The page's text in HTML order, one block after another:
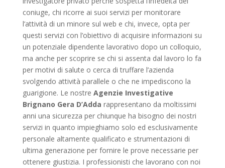
coniuge, chi ricorre ai suoi servizi per monitorare
l’attività di un minore sul web e chi, invece, opta per
questi servizi con l’obiettivo di acquisire informazioni su
un potenziale dipendente lavorativo dopo un colloquio,
ma anche per scoprire se chi si assenta dal lavoro lo fa
per motivi di salute o cerca di truffare l’azienda
svolgendo attività parallele o che ne impediscono la
guarigione. Le nostre Agenzie Investigative
Brignano Gera D’Adda rappresentano da moltissimi
anni una sicurezza per chiunque ha bisogno dei nostri
servizi in quanto impieghiamo solo ed esclusivamente
personale altamente qualificato e strumentazioni di
ultima generazione per fornire le prove necessarie per
ottenere giustizia. I professionisti che lavorano con noi